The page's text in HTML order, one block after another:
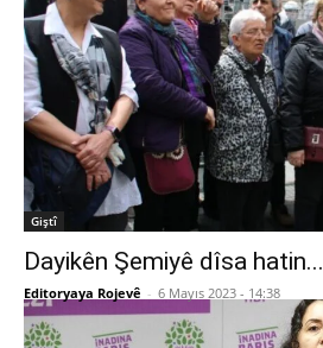
Giştî
Dayikên Şemiyê dîsa hatin...
Editoryaya Rojevê - 6 Mayıs 2023 - 14:38